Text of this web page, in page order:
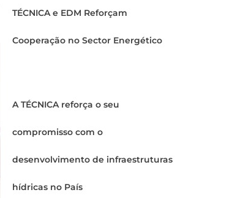
TÉCNICA e EDM Reforçam
Cooperação no Sector Energético
A TÉCNICA reforça o seu
compromisso com o
desenvolvimento de infraestruturas
hídricas no País